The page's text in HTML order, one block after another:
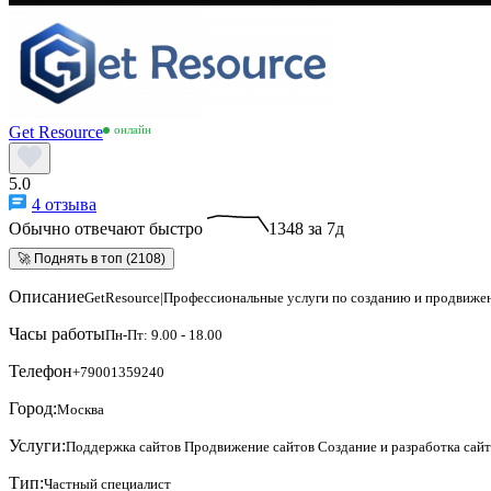
Get Resource онлайн
5.0
4 отзыва
Обычно отвечают быстро
1348 за 7д
🚀 Поднять в топ (2108)
ОписаниеGetResource|Профессиональные услуги по созданию и
Часы работыПн-Пт: 9.00 - 18.00
Телефон+79001359240
Город:Москва
Услуги:Поддержка сайтов Продвижение сайтов Создание и разработка
Тип:Частный специалист